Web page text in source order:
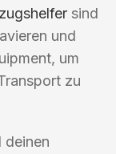
sind
und
um
zu
deinen